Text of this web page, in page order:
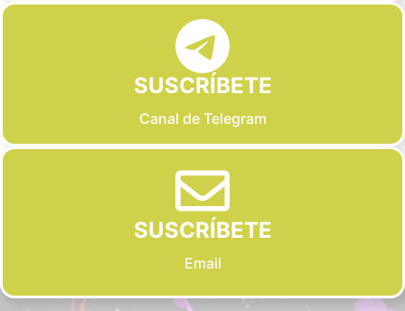
SUSCRÍBETE
Canal de Telegram
SUSCRÍBETE
Email